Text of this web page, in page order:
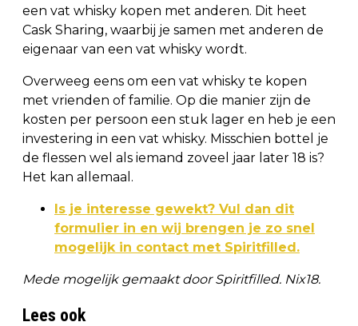
een vat whisky kopen met anderen. Dit heet
Cask Sharing, waarbij je samen met anderen de
eigenaar van een vat whisky wordt.
Overweeg eens om een vat whisky te kopen
met vrienden of familie. Op die manier zijn de
kosten per persoon een stuk lager en heb je een
investering in een vat whisky. Misschien bottel je
de flessen wel als iemand zoveel jaar later 18 is?
Het kan allemaal.
Is je interesse gewekt? Vul dan dit
formulier in en wij brengen je zo snel
mogelijk in contact met Spiritfilled.
Mede mogelijk gemaakt door Spiritfilled. Nix18.
Lees ook